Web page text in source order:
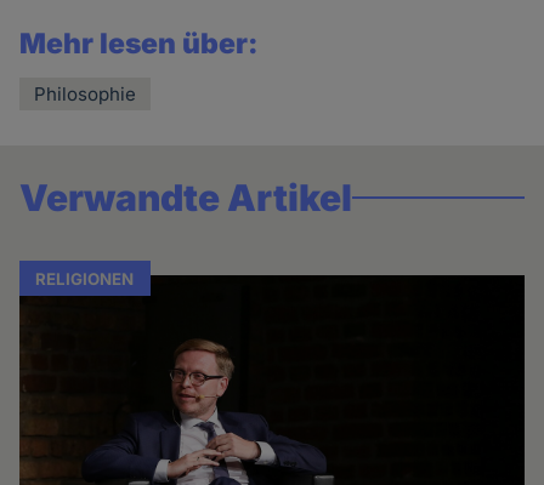
Mehr lesen über:
Philosophie
Verwandte Artikel
RELIGIONEN